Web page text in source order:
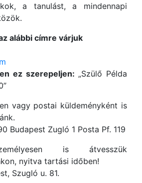
a tanulást, a mindennapi
alábbi címre várjuk
ez szerepeljen: „Szülő Példa
vagy postai küldeményként is
Budapest Zugló 1 Posta Pf. 119
is átvesszük
nyitva tartási időben!
Szugló u. 81.